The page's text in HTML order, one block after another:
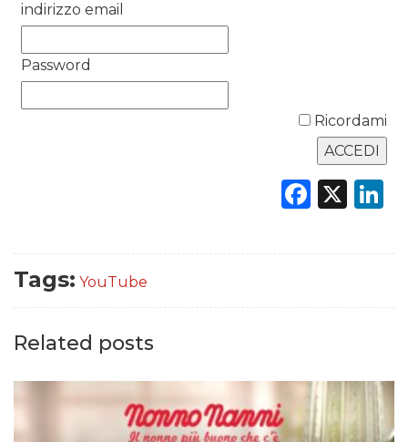
OPINIONI
indirizzo email
Password
Ricordami
X
Tags: YouTube
Related posts